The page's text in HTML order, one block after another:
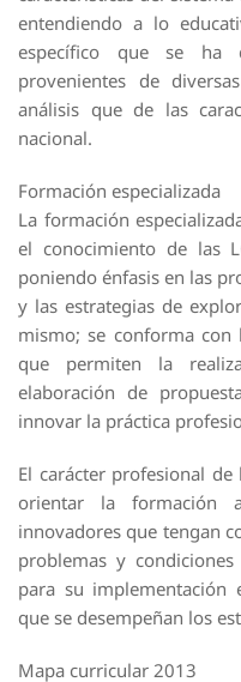
entendiendo a lo
específico que se ha
provenientes de
análisis que de las
nacional.
Formación especializada
La formación
el conocimiento de las
poniendo énfasis en las
y las estrategias de
mismo; se conforma con
que permiten la
elaboración de
innovar la práctica
El carácter profesional
orientar la formación
innovadores que tengan
problemas y
para su implementación
que se desempeñan los
Mapa curricular 2013